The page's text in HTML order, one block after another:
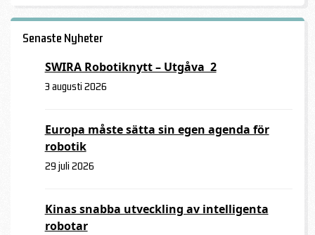
Senaste Nyheter
SWIRA Robotiknytt – Utgåva 2
3 augusti 2026
Europa måste sätta sin egen agenda för
robotik
29 juli 2026
Kinas snabba utveckling av intelligenta
robotar